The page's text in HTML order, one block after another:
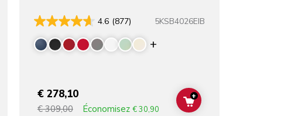
colors
CART
4.6 (877) 5KSB4026EIB
Display more colors
€ 278,10
€ 309,00 Économisez € 30,90 ADD TO CART
+